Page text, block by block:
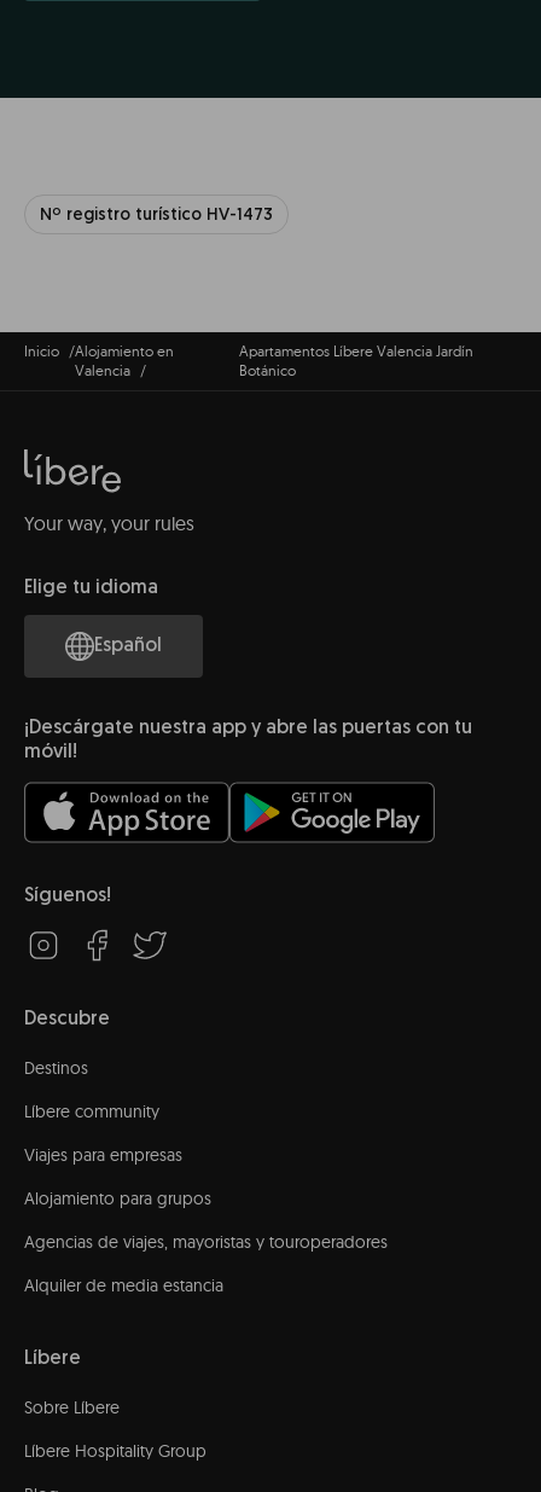
Nº registro turístico HV-1473
Inicio
Alojamiento en
Valencia
Apartamentos Líbere Valencia Jardín
Botánico
Your way, your rules
Elige tu idioma
Español
¡Descárgate nuestra app y abre las puertas con tu
móvil!
Síguenos!
Descubre
Destinos
Líbere community
Viajes para empresas
Alojamiento para grupos
Agencias de viajes, mayoristas y touroperadores
Alquiler de media estancia
Líbere
Sobre Líbere
Líbere Hospitality Group